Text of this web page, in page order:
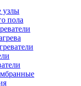
узлы
пола